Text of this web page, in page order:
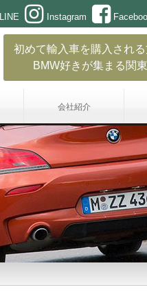
LINE Instagram
初めて輸入車を購入され
BMW好きが集まる関
会社紹介